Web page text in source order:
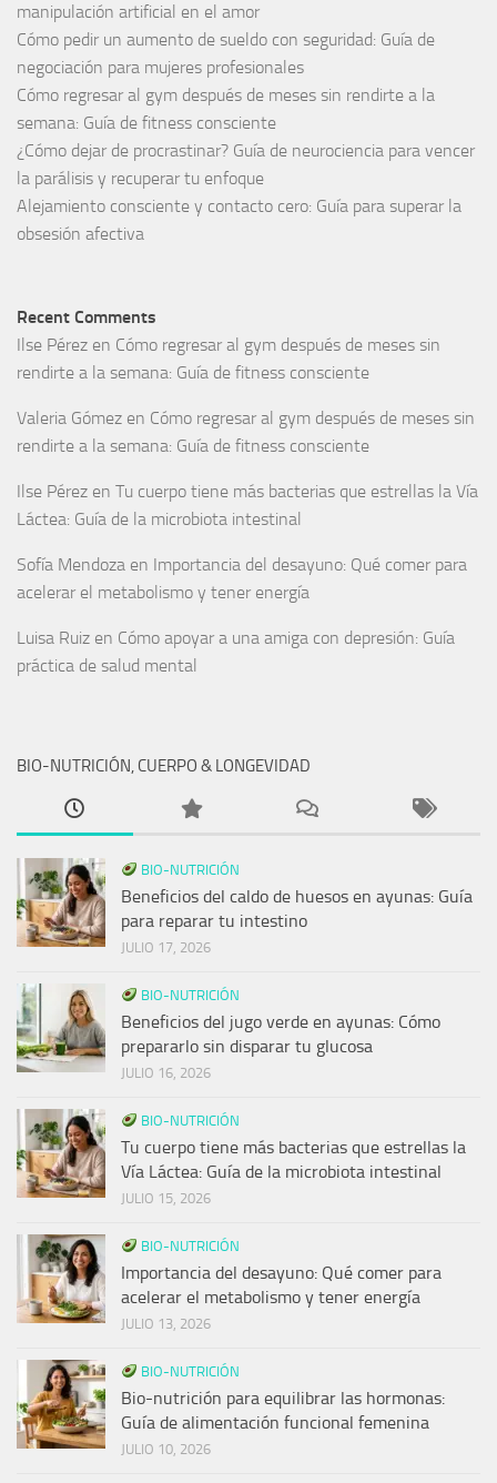
manipulación artificial en el amor
Cómo pedir un aumento de sueldo con seguridad: Guía de
negociación para mujeres profesionales
Cómo regresar al gym después de meses sin rendirte a la
semana: Guía de fitness consciente
¿Cómo dejar de procrastinar? Guía de neurociencia para vencer
la parálisis y recuperar tu enfoque
Alejamiento consciente y contacto cero: Guía para superar la
obsesión afectiva
Recent Comments
Ilse Pérez en Cómo regresar al gym después de meses sin
rendirte a la semana: Guía de fitness consciente
Valeria Gómez en Cómo regresar al gym después de meses sin
rendirte a la semana: Guía de fitness consciente
Ilse Pérez en Tu cuerpo tiene más bacterias que estrellas la Vía
Láctea: Guía de la microbiota intestinal
Sofía Mendoza en Importancia del desayuno: Qué comer para
acelerar el metabolismo y tener energía
Luisa Ruiz en Cómo apoyar a una amiga con depresión: Guía
práctica de salud mental
BIO-NUTRICIÓN, CUERPO & LONGEVIDAD
BIO-NUTRICIÓN
Beneficios del caldo de huesos en ayunas: Guía
para reparar tu intestino
JULIO 17, 2026
BIO-NUTRICIÓN
Beneficios del jugo verde en ayunas: Cómo
prepararlo sin disparar tu glucosa
JULIO 16, 2026
BIO-NUTRICIÓN
Tu cuerpo tiene más bacterias que estrellas la
Vía Láctea: Guía de la microbiota intestinal
JULIO 15, 2026
BIO-NUTRICIÓN
Importancia del desayuno: Qué comer para
acelerar el metabolismo y tener energía
JULIO 13, 2026
BIO-NUTRICIÓN
Bio-nutrición para equilibrar las hormonas:
Guía de alimentación funcional femenina
JULIO 10, 2026